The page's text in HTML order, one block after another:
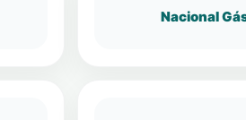
Nacional